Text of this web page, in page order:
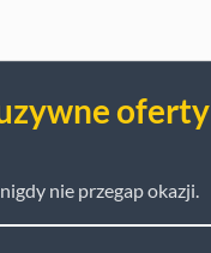
nie przegap okazji.